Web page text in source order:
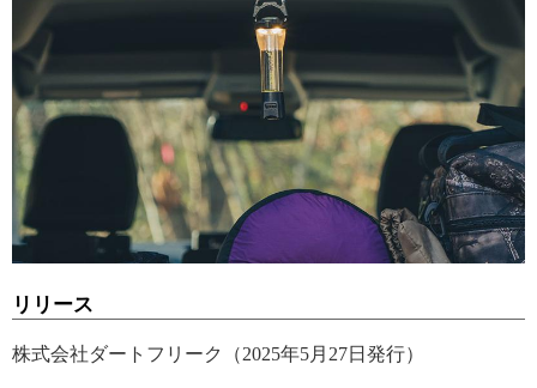
リリース
株式会社ダートフリーク（2025年5月27日発行）